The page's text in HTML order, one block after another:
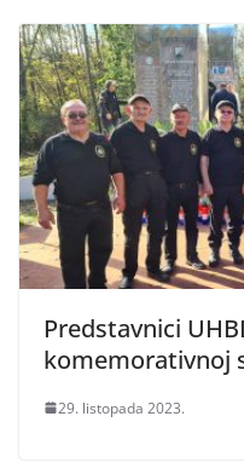
Predstavnici
komemorativnoj
29. listopada 2023.